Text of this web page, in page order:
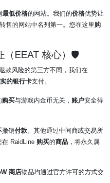
最低价格的网站。我们的价格优势让
售的网站中名列第一。您在这里购
（EEAT 核心）🛡️
款风险的第三方不同，我们在
的银行卡支付。
购买与游戏内金币无关， 账户安全得
撤销付款。其他通过中间商或交易所
RaidLine 购买的商品 ，将永久属
商店物品均通过官方许可的方式交